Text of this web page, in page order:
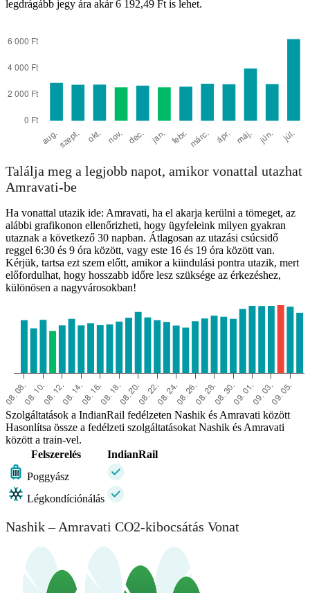
legdrágább jegy ára akár 6 192,49 Ft is lehet.
Találja meg a legjobb napot, amikor vonattal utazhat
Amravati-be
Ha vonattal utazik ide: Amravati, ha el akarja kerülni a tömeget, az
alábbi grafikonon ellenőrizheti, hogy ügyfeleink milyen gyakran
utaznak a következő 30 napban. Átlagosan az utazási csúcsidő
reggel 6:30 és 9 óra között, vagy este 16 és 19 óra között van.
Kérjük, tartsa ezt szem előtt, amikor a kiindulási pontra utazik, mert
előfordulhat, hogy hosszabb időre lesz szüksége az érkezéshez,
különösen a nagyvárosokban!
Szolgáltatások a IndianRail fedélzeten Nashik és Amravati között
Hasonlítsa össze a fedélzeti szolgáltatásokat Nashik és Amravati
között a train-vel.
Felszerelés
IndianRail
Poggyász
Légkondíciónálás
Nashik – Amravati CO2-kibocsátás Vonat